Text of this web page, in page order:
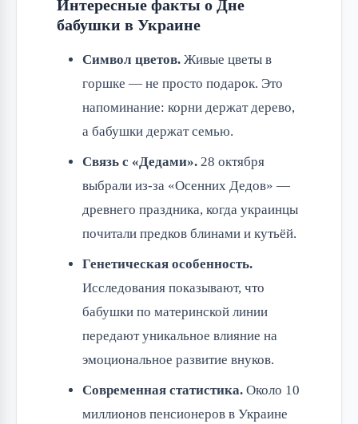
Интересные факты о Дне
бабушки в Украине
Символ цветов. Живые цветы в
горшке — не просто подарок. Это
напоминание: корни держат дерево,
а бабушки держат семью.
Связь с «Дедами». 28 октября
выбрали из-за «Осенних Дедов» —
древнего праздника, когда украинцы
почитали предков блинами и кутьёй.
Генетическая особенность.
Исследования показывают, что
бабушки по материнской линии
передают уникальное влияние на
эмоциональное развитие внуков.
Современная статистика. Около 10
миллионов пенсионеров в Украине